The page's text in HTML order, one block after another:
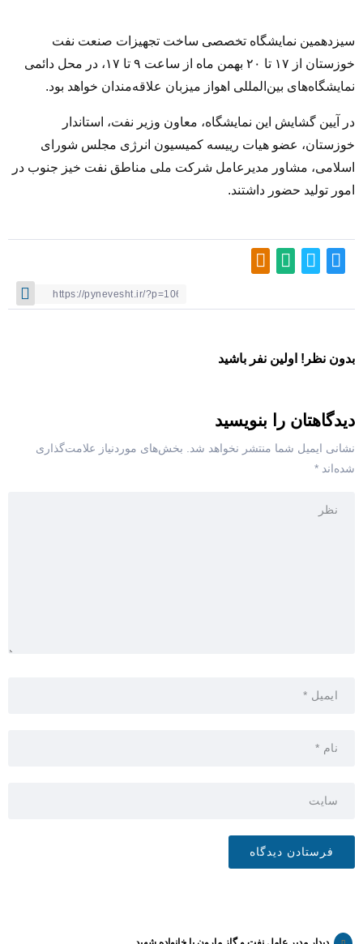
سیزدهمین نمایشگاه تخصصی ساخت تجهیزات صنعت نفت
خوزستان از ۱۷ تا ۲۰ بهمن ماه از ساعت ۹ تا ۱۷، در محل دائمی
نمایشگاه‌های بین‌المللی اهواز میزبان علاقه‌مندان خواهد بود.
در آیین گشایش این نمایشگاه، معاون وزیر نفت، استاندار
خوزستان، عضو هیات رییسه کمیسیون انرژی مجلس شورای
اسلامی، مشاور مدیرعامل شرکت ملی مناطق نفت خیز جنوب در
امور تولید حضور داشتند.
بدون نظر! اولین نفر باشید
دیدگاهتان را بنویسید
نشانی ایمیل شما منتشر نخواهد شد.
بخش‌های موردنیاز علامت‌گذاری
شده‌اند *